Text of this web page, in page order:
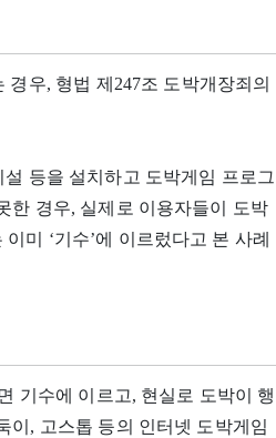
우, 형법 제247조 도박개장죄의
등을 설치하고 도박게임 프로그
한 경우, 실제로 이용자들이 도박
미 ‘기수’에 이르렀다고 본 사례
기수에 이르고, 현실로 도박이 행
이, 고스톱 등의 인터넷 도박게임